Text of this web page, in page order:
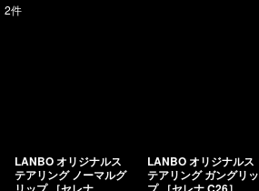
2件
LANBO オリジナルス
テアリング ノーマルグ
LANBO オリジナルス
テアリング ガングリッ